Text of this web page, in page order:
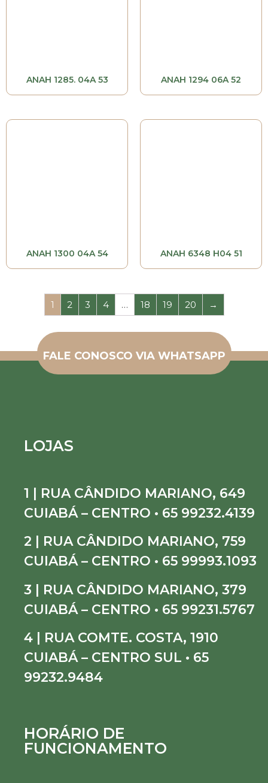
ANAH 1285. 04A 53 ANAH 1294 06A 52
ANAH 1300 04A 54 ANAH 6348 H04 51
1 2 3 4 … 18 19 20 →
FALE CONOSCO VIA WHATSAPP
LOJAS
1 | RUA CÂNDIDO MARIANO, 649
CUIABÁ – CENTRO • 65 99232.4139
2 | RUA CÂNDIDO MARIANO, 759
CUIABÁ – CENTRO • 65 99993.1093
3 | RUA CÂNDIDO MARIANO, 379
CUIABÁ – CENTRO • 65 99231.5767
4 | RUA COMTE. COSTA, 1910
CUIABÁ – CENTRO SUL • 65
99232.9484
HORÁRIO DE
FUNCIONAMENTO